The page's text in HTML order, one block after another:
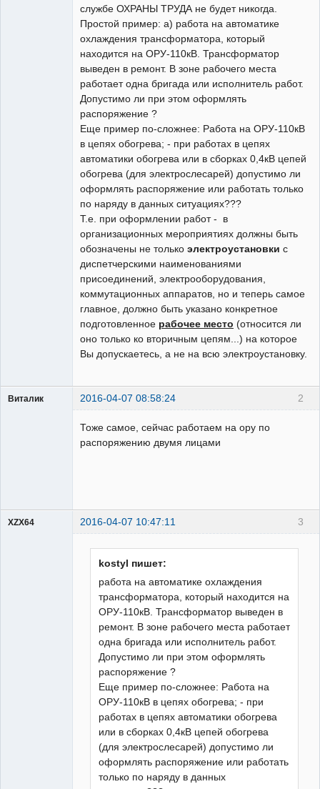
службе ОХРАНЫ ТРУДА не будет никогда.
Простой пример: а) работа на автоматике
охлаждения трансформатора, который
находится на ОРУ-110кВ. Трансформатор
выведен в ремонт. В зоне рабочего места
работает одна бригада или исполнитель работ.
Допустимо ли при этом оформлять
распоряжение ?
Еще пример по-сложнее: Работа на ОРУ-110кВ
в цепях обогрева; - при работах в цепях
автоматики обогрева или в сборках 0,4кВ цепей
обогрева (для электрослесарей) допустимо ли
оформлять распоряжение или работать только
по наряду в данных ситуациях???
Т.е. при оформлении работ - в
организационных мероприятиях должны быть
обозначены не только электроустановки с
диспетчерскими наименованиями
присоединений, электрооборудования,
коммутационных аппаратов, но и теперь самое
главное, должно быть указано конкретное
подготовленное рабочее место (относится ли
оно только ко вторичным цепям...) на которое
Вы допускаетесь, а не на всю электроустановку.
2
Виталик 2016-04-07 08:58:24
Тоже самое, сейчас работаем на ору по
распоряжению двумя лицами
3
XZX64 2016-04-07 10:47:11
kostyl пишет:
работа на автоматике охлаждения
трансформатора, который находится на
ОРУ-110кВ. Трансформатор выведен в
ремонт. В зоне рабочего места работает
одна бригада или исполнитель работ.
Допустимо ли при этом оформлять
распоряжение ?
Еще пример по-сложнее: Работа на
ОРУ-110кВ в цепях обогрева; - при
работах в цепях автоматики обогрева
или в сборках 0,4кВ цепей обогрева
(для электрослесарей) допустимо ли
оформлять распоряжение или работать
только по наряду в данных